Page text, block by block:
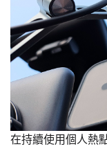
在持續使用個人熱